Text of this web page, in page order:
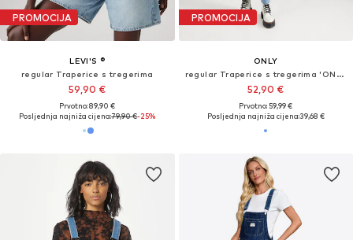
PROMOCIJA
LEVI'S ®
regular Traperice s tregerima
59,90 €
Prvotno: 89,90 €
Posljednja najniža cijena:79,90 €-25%
PROMOCIJA
ONLY
regular Traperice s tregerima 'ONLPercy'
52,90 €
Prvotno: 59,99 €
Posljednja najniža cijena:39,68 €